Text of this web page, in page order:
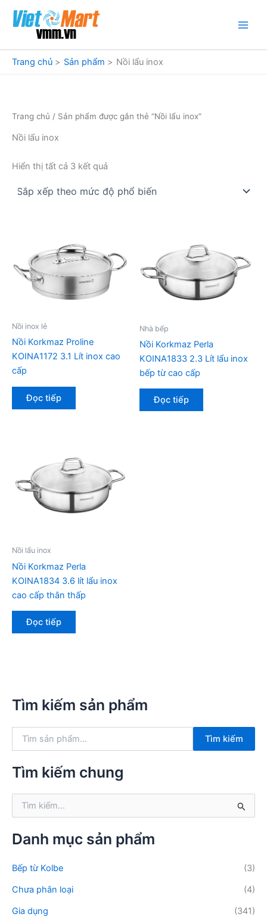
dung
Trang chủ
Sản phẩm Nồi lẩu inox
Trang chủ / Sản phẩm được gắn thẻ “Nồi lẩu inox”
Nồi lẩu inox
Hiển thị tất cả 3 kết quả
theo
mức
Nồi inox lẻ
Nồi Korkmaz Proline
KOINA1172 3.1 Lít inox cao
cấp
Đọc tiếp
Nhà bếp
Nồi Korkmaz Perla
KOINA1833 2.3 Lít lẩu inox
bếp từ cao cấp
Đọc tiếp
Nồi lẩu inox
Nồi Korkmaz Perla
KOINA1834 3.6 lít lẩu inox
cao cấp thân thấp
Đọc tiếp
Tìm kiếm sản phẩm
k
ế
:
Tìm kiếm
Tìm kiếm chung
k
i
m
Danh mục sản phẩm
Bếp từ Kolbe
(3)
Chưa phân loại
(4)
Gia dụng
(341)